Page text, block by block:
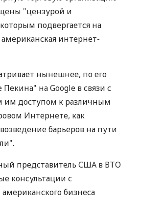
"цензурой и
подвергается на
интернет-
нынешнее, по его
на Google в связи с
им доступом к различным
Интернете, как
барьеров на пути
представитель США в ВТО
консультации с
бизнеса